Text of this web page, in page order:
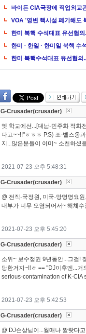
바이든 CIA국장에 직업외교
VOA '영변 핵시설 폐기해도
한미 북핵 수석대표 유선협
한미 · 한일 · 한미일 북핵 수
한미 북핵수석대표 유선협의
G-Crusader(crusader)
옛 학교에선...[대남-민주화 적화
다고~~!!"ㅎㅎㅎ P.S) 조-벨스옹
지...많은분들이 이미~ 소천하셨
2021-07-23 오후 5:48:31
G-Crusader(crusader)
@ 전직-국정원, 미국-망명명요
내부가 너무 오염되어서~ 해체
2021-07-23 오후 5:45:20
G-Crusader(crusader)
소위~ 보수정권 9년동안...그걸!
당한거지~!!ㅎ == "DJ이후엔...
serious-contamination of K-CIA
2021-07-23 오후 5:42:53
G-Crusader(crusader)
@ DJ슨상님이...월매나 짤랏다